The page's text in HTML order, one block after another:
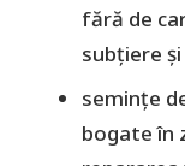
fără de
subțiere
semințe
bogate în